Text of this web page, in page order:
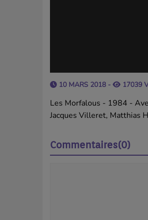
10 MARS 2018 - 17039
Les Morfalous - 1984 -
Jacques Villeret, Matthias
Commentaires(0)